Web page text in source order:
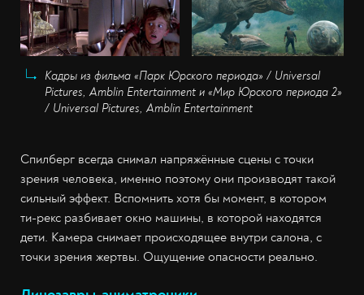
Кадры из фильма «Парк Юрского периода» / Universal
Pictures, Amblin Entertainment и «Мир Юрского периода 2»
/ Universal Pictures, Amblin Entertainment
Спилберг всегда снимал напряжённые сцены с точки
зрения человека, именно поэтому они производят такой
сильный эффект. Вспомнить хотя бы момент, в котором
ти-рекс разбивает окно машины, в которой находятся
дети. Камера снимает происходящее внутри салона, с
точки зрения жертвы. Ощущение опасности реально.